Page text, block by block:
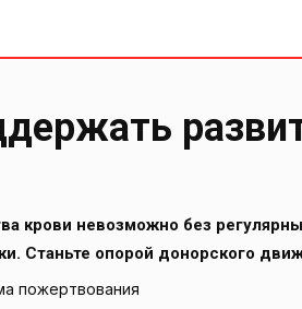
крови невозможно без
Станьте опорой донорского
пожертвования